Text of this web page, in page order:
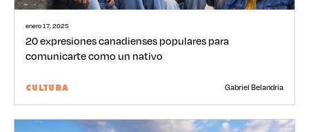
enero 17, 2025
20 expresiones canadienses populares para
comunicarte como un nativo
CULTURA Gabriel Belandria